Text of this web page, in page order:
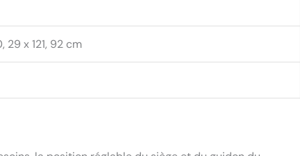
29 x 121, 92 cm